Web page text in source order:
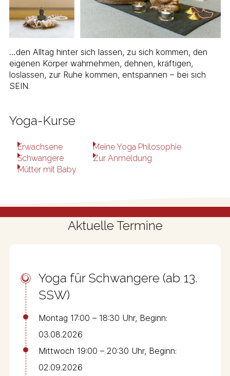
…den Alltag hinter sich lassen, zu sich kommen, den
eigenen Körper wahrnehmen, dehnen, kräftigen,
loslassen, zur Ruhe kommen, entspannen – bei sich
SEIN.
Yoga-Kurse
Erwachsene
Schwangere
Mütter mit Baby
Meine Yoga Philosophie
Zur Anmeldung
Aktuelle Termine
Yoga für Schwangere (ab 13.
SSW)
Montag 17:00 – 18:30 Uhr, Beginn:
03.08.2026
Mittwoch 19:00 – 20:30 Uhr, Beginn:
02.09.2026